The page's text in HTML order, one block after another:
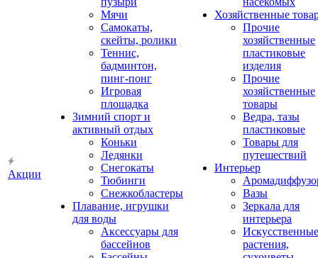
Акции
Мячи
Самокаты,
скейты, ролики
Теннис,
бадминтон,
пинг-понг
Игровая
площадка
Зимний спорт и
активный отдых
Коньки
Ледянки
Снегокаты
Тюбинги
Снежкобластеры
Плавание, игрушки
для воды
Аксессуары для
бассейнов
Хозяйственные
Прочие
хозяйственные
пластиковые
изделия
Прочие
хозяйственные
товары
Ведра, тазы
пластиковые
Товары для
путешествий
Интерьер
Вазы
Зеркала для
интерьера
Искусственные
растения,